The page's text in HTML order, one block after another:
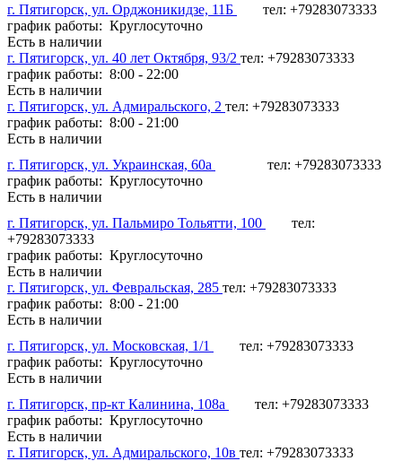
г. Пятигорск, ул. Орджоникидзе, 11Б
тел: +79283073333
график работы: Круглосуточно
Есть в наличии
г. Пятигорск, ул. 40 лет Октября, 93/2 тел: +79283073333
график работы: 8:00 - 22:00
Есть в наличии
г. Пятигорск, ул. Адмиральского, 2 тел: +79283073333
график работы: 8:00 - 21:00
Есть в наличии
г. Пятигорск, ул. Украинская, 60а
тел: +79283073333
график работы: Круглосуточно
Есть в наличии
г. Пятигорск, ул. Пальмиро Тольятти, 100
тел:
+79283073333
график работы: Круглосуточно
Есть в наличии
г. Пятигорск, ул. Февральская, 285 тел: +79283073333
график работы: 8:00 - 21:00
Есть в наличии
г. Пятигорск, ул. Московская, 1/1
тел: +79283073333
график работы: Круглосуточно
Есть в наличии
г. Пятигорск, пр-кт Калинина, 108а
тел: +79283073333
график работы: Круглосуточно
Есть в наличии
г. Пятигорск, ул. Адмиральского, 10в тел: +79283073333